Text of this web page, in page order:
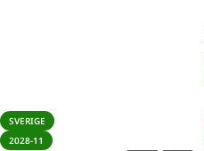
SVERIGE
2028-11